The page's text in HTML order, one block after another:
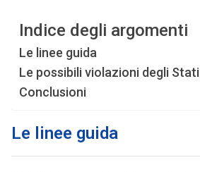
Indice degli argomenti
Le linee guida
Le possibili violazioni degli Stati
Conclusioni
Le linee guida